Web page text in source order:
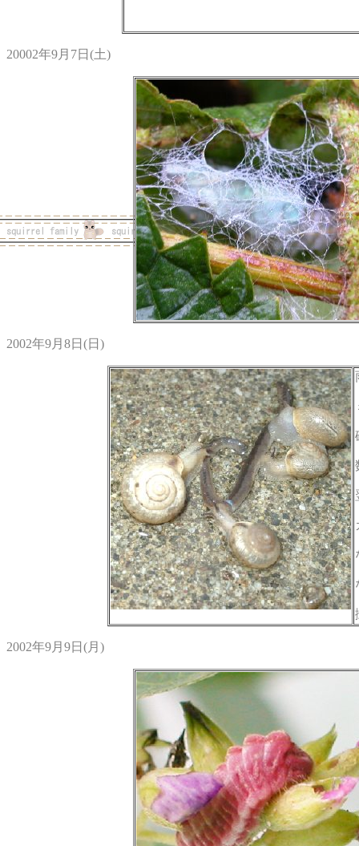
20002年9月7日(土)
2002年9月8日(日)
2002年9月9日(月)